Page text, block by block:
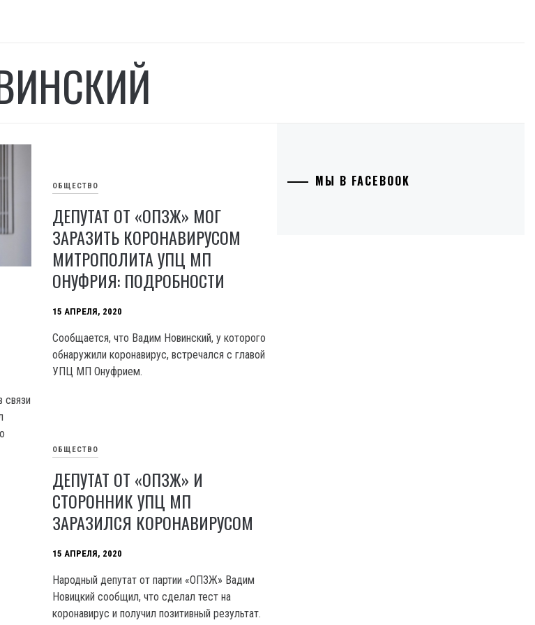
связи
ОБЩЕСТВО
ДЕПУТАТ ОТ «ОПЗЖ» МОГ
ЗАРАЗИТЬ КОРОНАВИРУСОМ
МИТРОПОЛИТА УПЦ МП
ОНУФРИЯ: ПОДРОБНОСТИ
15 АПРЕЛЯ, 2020
Сообщается, что Вадим Новинский, у которого
обнаружили коронавирус, встречался с главой
УПЦ МП Онуфрием.
ОБЩЕСТВО
ДЕПУТАТ ОТ «ОПЗЖ» И
СТОРОННИК УПЦ МП
ЗАРАЗИЛСЯ КОРОНАВИРУСОМ
15 АПРЕЛЯ, 2020
Народный депутат от партии «ОПЗЖ» Вадим
Новицкий сообщил, что сделал тест на
коронавирус и получил позитивный результат.
МЫ В FACEBOOK